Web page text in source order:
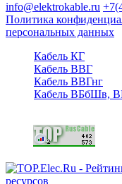
info@elektrokable.ru
Политика
персональных данных
Кабель КГ
Кабель ВВГ
Кабель ВВГнг
Кабель ВБбШв,